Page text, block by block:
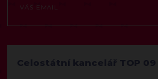
Celostátní kancelář TOP 09